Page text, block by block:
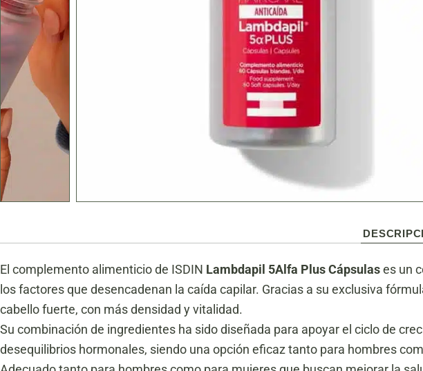
El complemento alimenticio de ISDIN Lambdapil 5Alfa Plus Cápsulases un
los factores que desencadenan la caída capilar. Gracias a su exclusiva
cabello fuerte, con más densidad y vitalidad.
Su combinación de ingredientes ha sido diseñada para apoyar el ciclo de
desequilibrios hormonales, siendo una opción eficaz tanto para hombres